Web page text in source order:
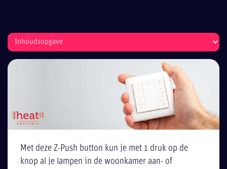
Met deze Z-Push button kun je met 1 druk op de
knop al je lampen in de woonkamer aan- of